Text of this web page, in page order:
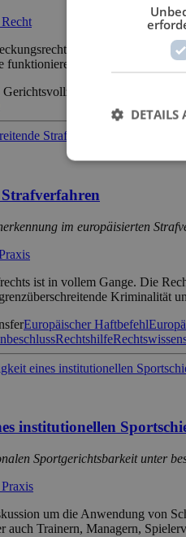
ist Kernbereich eines
funktionierende Vollstreckung
im europäisierten
ist in vollem Gange. Die
Kriminalität
Europäischer Haftbefehl
Rechtshilfe
institutionellen
Sportgerichtsbarkeit unter
um die Anwendung von
auch Trainern, Managern,
DETAILS